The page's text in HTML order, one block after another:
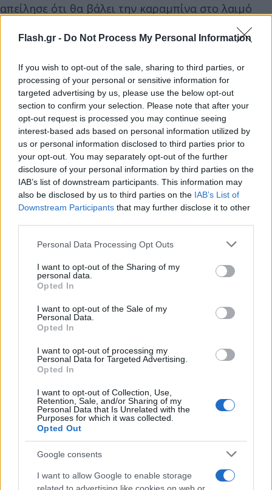
Flash.gr - Do Not Process My Personal Information
If you wish to opt-out of the sale, sharing to third parties, or
processing of your personal or sensitive information for
targeted advertising by us, please use the below opt-out
section to confirm your selection. Please note that after your
opt-out request is processed you may continue seeing
interest-based ads based on personal information utilized by
us or personal information disclosed to third parties prior to
your opt-out. You may separately opt-out of the further
disclosure of your personal information by third parties on the
IAB’s list of downstream participants. This information may
also be disclosed by us to third parties on the IAB’s List of
Downstream Participants that may further disclose it to other
Please note that this website/app uses one or more Google
not limited to your visit or usage behaviour. You may click to
grant or deny consent to Google and its third-party tags to
use your data for below specified purposes in below Google
consent section.
Personal Data Processing Opt Outs
I want to opt-out of the Sharing of my
personal data.
Opted In
I want to opt-out of the Sale of my
Personal Data.
Opted In
I want to opt-out of processing my
Personal Data for Targeted Advertising.
Opted In
I want to opt-out of Collection, Use,
Retention, Sale, and/or Sharing of my
Personal Data that Is Unrelated with the
Purposes for which it was collected.
Opted Out
Google consents
I want to allow Google to enable storage
απείλησε ότι θα βάλει την καραμπίνα στο λαιμό
του και θα αυτοπυρποληθεί. Οι αστυνομικοί αυτή
τη στιγμή αναζητούν τη σύζυγό του.
Στο σημείο βρίσκεται και ασθενοφόρο του ΕΚΑΒ.